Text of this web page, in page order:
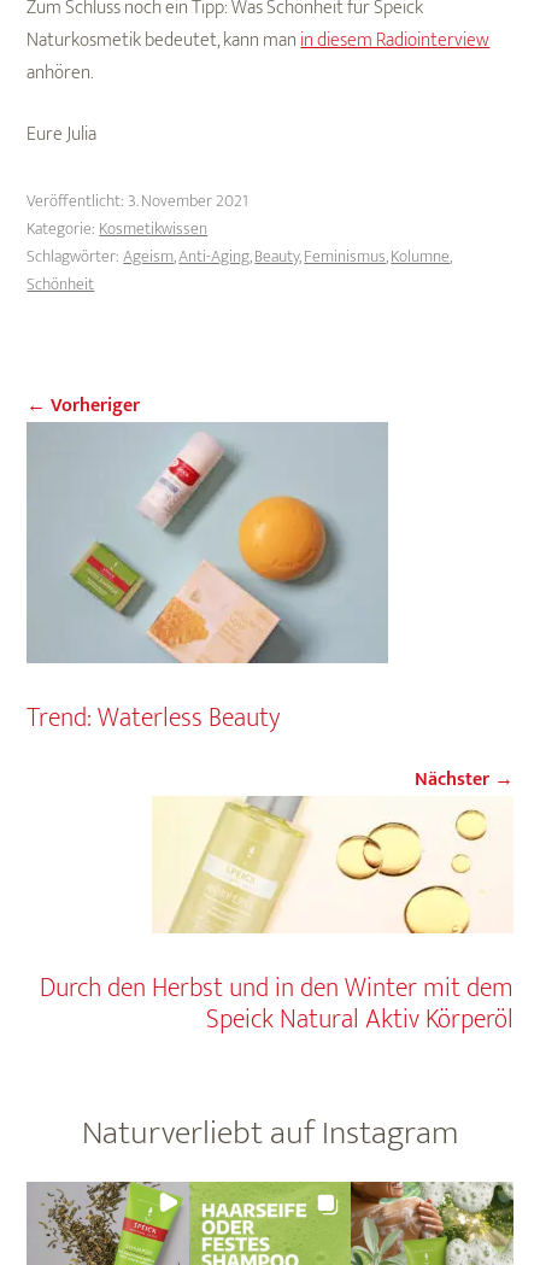
Zum Schluss noch ein Tipp: Was Schönheit für Speick
Naturkosmetik bedeutet, kann manin diesem Radiointerview
anhören.
Eure Julia
Veröffentlicht:3. November 2021
Kategorie:Kosmetikwissen
Schlagwörter:Ageism,Anti-Aging,Beauty,Feminismus,Kolumne,
Schönheit
← Vorheriger
Trend: Waterless Beauty
Nächster →
Durch den Herbst und in den Winter mit dem
Speick Natural Aktiv Körperöl
Naturverliebt auf Instagram